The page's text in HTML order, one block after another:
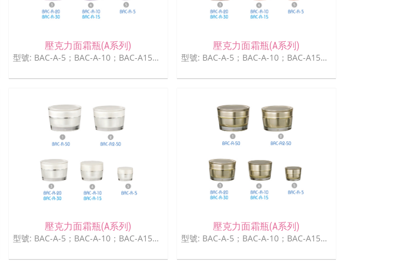
壓克力面霜瓶(A系列)
型號: BAC-A-5；BAC-A-10；BAC-A15；BAC-A-20；BAC-A-30；BAC-A-50
壓克力面霜瓶(A系列)
型號: BAC-A-5；BAC-A-10；BAC-A15；BAC-A-20；BAC-A-30；BAC-A-50
壓克力面霜瓶(A系列)
型號: BAC-A-5；BAC-A-10；BAC-A15；BAC-A-20；BAC-A-30；BAC-A-50
壓克力面霜瓶(A系列)
型號: BAC-A-5；BAC-A-10；BAC-A15；BAC-A-20；BAC-A-30；BAC-A-50